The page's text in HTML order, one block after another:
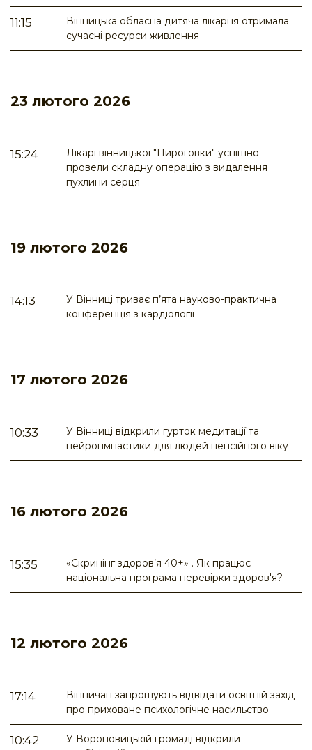
11:15
Вінницька обласна дитяча лікарня отримала
сучасні ресурси живлення
23 лютого 2026
15:24
Лікарі вінницької "Пироговки" успішно
провели складну операцію з видалення
пухлини серця
19 лютого 2026
14:13
У Вінниці триває п’ята науково-практична
конференція з кардіології
17 лютого 2026
10:33
У Вінниці відкрили гурток медитації та
нейрогімнастики для людей пенсійного віку
16 лютого 2026
15:35
«Скринінг здоров’я 40+» . Як працює
національна програма перевірки здоров'я?
12 лютого 2026
17:14
Вінничан запрошують відвідати освітній захід
про приховане психологічне насильство
10:42
У Вороновицькій громаді відкрили